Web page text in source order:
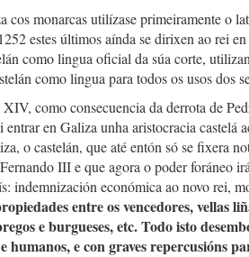
cos monarcas utilízase primeiramente o
estes últimos aínda se dirixen ao rei
como lingua oficial da súa corte,
como lingua para todos os usos dos
como consecuencia da derrota de
en Galiza unha aristocracia castelá
o castelán, que até entón só se fixera
III e que agora o poder foráneo
indemnización económica ao novo rei,
entre os vencedores, vellas
e burgueses, etc. Todo isto
humanos, e con graves repercusións